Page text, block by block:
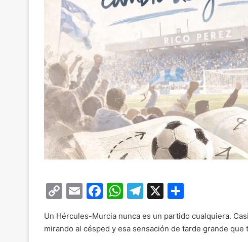
C
p
E
ai
F
c
W
at
T
e
X
m
Un Hércules-Murcia nunca es un partido cualquiera.
mirando al césped y esa sensación de tarde grande